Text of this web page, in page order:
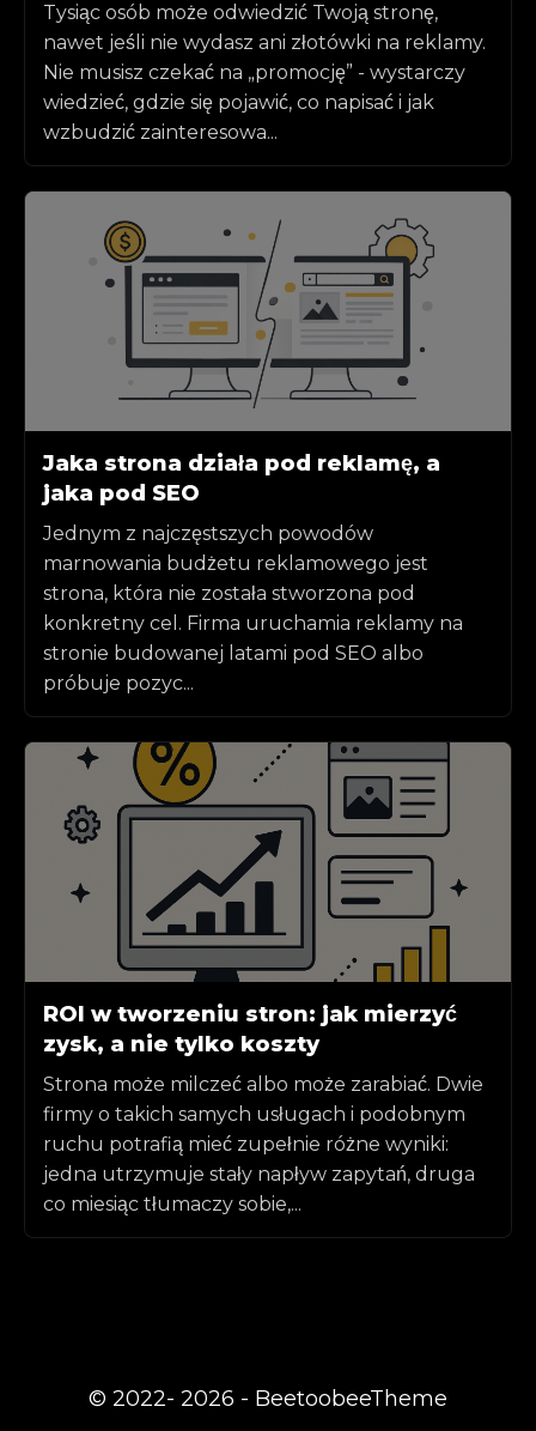
Tysiąc osób może odwiedzić Twoją stronę,
nawet jeśli nie wydasz ani złotówki na reklamy.
Nie musisz czekać na „promocję” - wystarczy
wiedzieć, gdzie się pojawić, co napisać i jak
wzbudzić zainteresowa...
Jaka strona działa pod reklamę, a
jaka pod SEO
Jednym z najczęstszych powodów
marnowania budżetu reklamowego jest
strona, która nie została stworzona pod
konkretny cel. Firma uruchamia reklamy na
stronie budowanej latami pod SEO albo
próbuje pozyc...
ROI w tworzeniu stron: jak mierzyć
zysk, a nie tylko koszty
Strona może milczeć albo może zarabiać. Dwie
firmy o takich samych usługach i podobnym
ruchu potrafią mieć zupełnie różne wyniki:
jedna utrzymuje stały napływ zapytań, druga
co miesiąc tłumaczy sobie,...
© 2022- 2026 - BeetoobeeTheme